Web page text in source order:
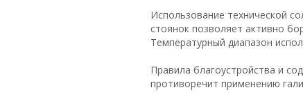
Использование технической
стоянок позволяет активно
Температурный диапазон
Правила благоустройства и
противоречит применению